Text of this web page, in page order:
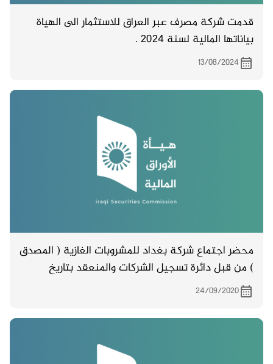
قدمت شركة مصرف عبر العراق للاستثمار الى الهياة
بياناتها المالية لسنة 2024 .
13/08/2024
محضر اجتماع شركة بغداد للمشروبات الغازية ( المصدق
) من قبل دائرة تسجيل الشركات والمنعقد بتاريخ
21/7/2020
24/09/2020